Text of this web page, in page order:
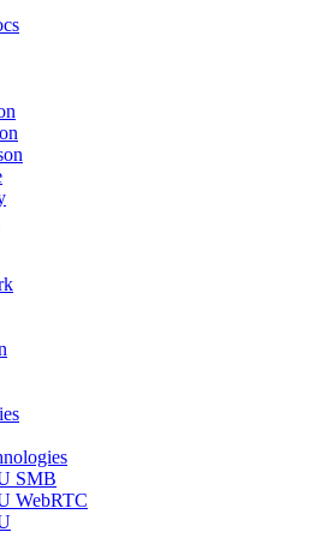
SMB
WebRTC